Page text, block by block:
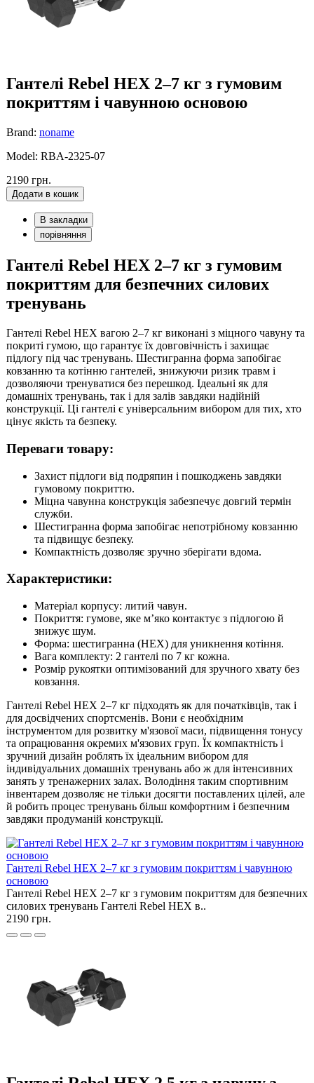
Гантелі Rebel HEX 2–7 кг з гумовим
покриттям і чавунною основою
Brand: noname
Model: RBA-2325-07
2190 грн.
Додати в кошик
В закладки
порівняння
Гантелі Rebel HEX 2–7 кг з гумовим
покриттям для безпечних силових
тренувань
Гантелі Rebel HEX вагою 2–7 кг виконані з міцного чавуну та
покриті гумою, що гарантує їх довговічність і захищає
підлогу під час тренувань. Шестигранна форма запобігає
ковзанню та котінню гантелей, знижуючи ризик травм і
дозволяючи тренуватися без перешкод. Ідеальні як для
домашніх тренувань, так і для залів завдяки надійній
конструкції. Ці гантелі є універсальним вибором для тих, хто
цінує якість та безпеку.
Переваги товару:
Захист підлоги від подряпин і пошкоджень завдяки
гумовому покриттю.
Міцна чавунна конструкція забезпечує довгий термін
служби.
Шестигранна форма запобігає непотрібному ковзанню
та підвищує безпеку.
Компактність дозволяє зручно зберігати вдома.
Характеристики:
Матеріал корпусу: литий чавун.
Покриття: гумове, яке м’яко контактує з підлогою й
знижує шум.
Форма: шестигранна (HEX) для уникнення котіння.
Вага комплекту: 2 гантелі по 7 кг кожна.
Розмір рукоятки оптимізований для зручного хвату без
ковзання.
Гантелі Rebel HEX 2–7 кг підходять як для початківців, так і
для досвідчених спортсменів. Вони є необхідним
інструментом для розвитку м'язової маси, підвищення тонусу
та опрацювання окремих м'язових груп. Їх компактність і
зручний дизайн роблять їх ідеальним вибором для
індивідуальних домашніх тренувань або ж для інтенсивних
занять у тренажерних залах. Володіння таким спортивним
інвентарем дозволяє не тільки досягти поставлених цілей, але
й робить процес тренувань більш комфортним і безпечним
завдяки продуманій конструкції.
Гантелі Rebel HEX 2–7 кг з гумовим покриттям і чавунною
основою
Гантелі Rebel HEX 2–7 кг з гумовим покриттям для безпечних
силових тренувань Гантелі Rebel HEX в..
2190 грн.